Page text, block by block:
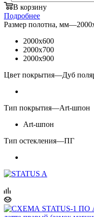
В корзину
Подробнее
Размер полотна, мм—
2000x600
2000x700
2000x900
Цвет покрытия—Дуб
Тип покрытия—Art-шпон
Art-шпон
Тип остекления—ПГ